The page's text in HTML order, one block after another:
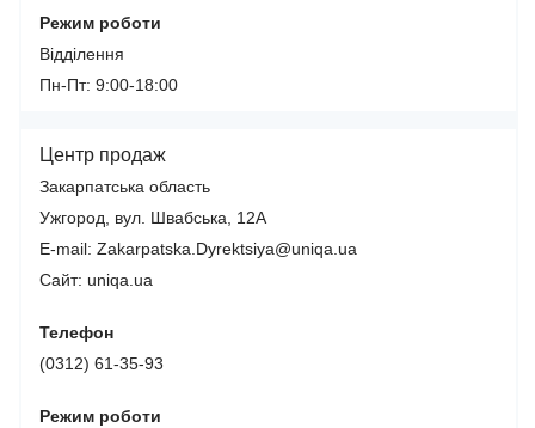
Режим роботи
Відділення
Пн-Пт: 9:00-18:00
Центр продаж
Закарпатська область
Ужгород, вул. Швабська, 12А
E-mail: Zakarpatska.Dyrektsiya@uniqa.ua
Сайт: uniqa.ua
Телефон
(0312) 61-35-93
Режим роботи